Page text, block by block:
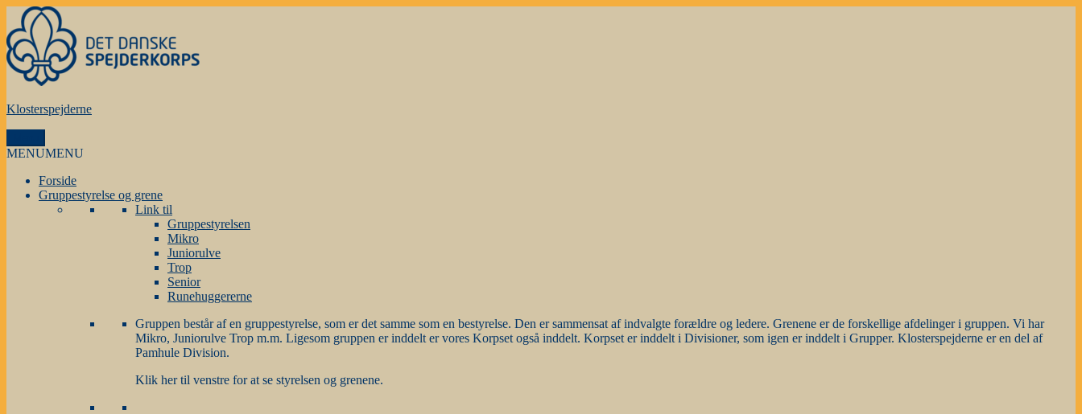
Videre
til
indhold
Klosterspejderne
MENUMENU
Forside
Gruppestyrelse og grene
Link til
Gruppestyrelsen
Mikro
Juniorulve
Trop
Senior
Runehuggererne
Gruppen består af en gruppestyrelse, som er det samme som en bestyrelse. Den er sammensat af indvalgte forældre og ledere. Grenene er de forskellige afdelinger i gruppen. Vi har
Mikro, Juniorulve Trop m.m. Ligesom gruppen er inddelt er vores Korpset også inddelt. Korpset er inddelt i Divisioner, som igen er inddelt i Grupper. Klosterspejderne er en del af
Pamhule Division.
Klik her til venstre for at se styrelsen og grenene.